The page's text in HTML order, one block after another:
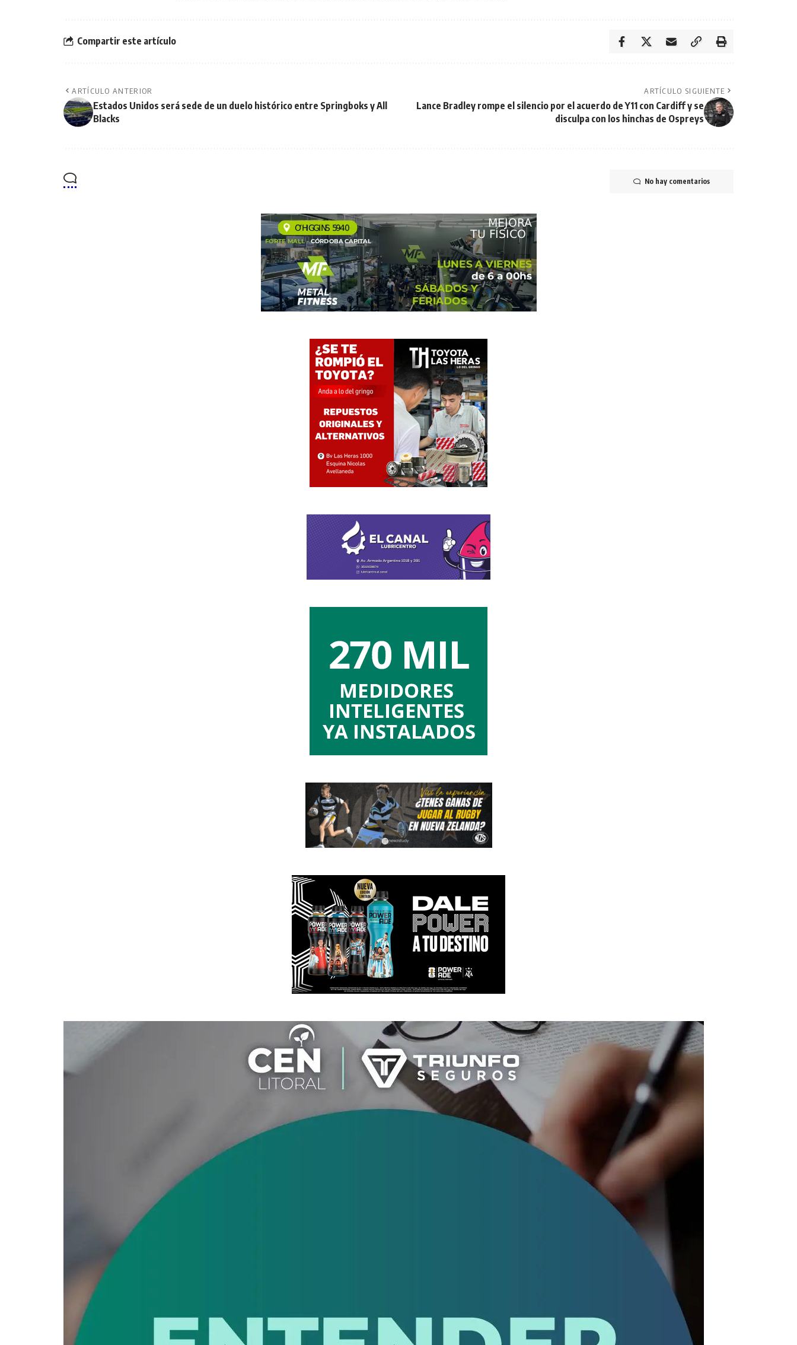
Compartir este artículo
ARTÍCULO ANTERIOR
Estados Unidos será sede de un duelo histórico entre Springboks y All
Blacks
ARTÍCULO SIGUIENTE
Lance Bradley rompe el silencio por el acuerdo de Y11 con Cardiff y se
disculpa con los hinchas de Ospreys
No hay comentarios